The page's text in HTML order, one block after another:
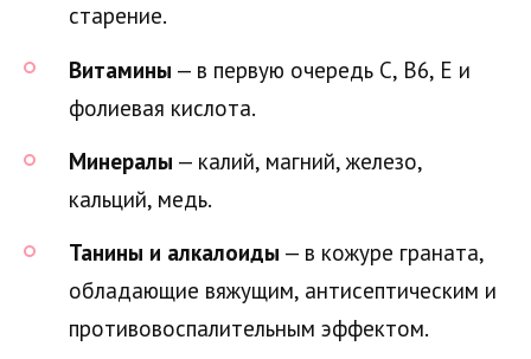
старение.
Витамины — в первую очередь С, В6, Е и
фолиевая кислота.
Минералы — калий, магний, железо,
кальций, медь.
Танины и алкалоиды — в кожуре граната,
обладающие вяжущим, антисептическим и
противовоспалительным эффектом.